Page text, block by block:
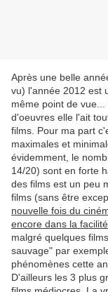
Après une belle
vu) l'année 2012 est
même point de
d'oeuvres elle l'ait
films. Pour ma part
maximales et
évidemment, le
14/20) sont en forte
des films est un peu
films (sans être
nouvelle fois du
encore dans la
malgré quelques
sauvage" par
phénomènes cette
D'ailleurs les 3 plus